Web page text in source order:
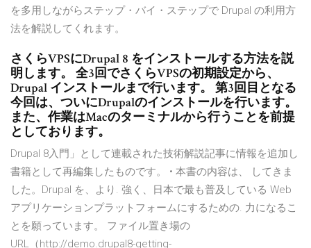
を多用しながらステップ・バイ・ステップで Drupal の利用方
法を解説してくれます。
さくらVPSにDrupal 8 をインストールする方法を説
明します。 全3回でさくらVPSの初期設定から、
Drupal インストールまで行います。 第3回目となる
今回は、ついにDrupalのインストールを行います。
また、作業はMacのターミナルから行うことを前提
としております。
Drupal 8入門」として連載された技術解説記事に情報を追加し
書籍として再編集したものです。 • 本書の内容は、 してきま
した。Drupal を、より. 強く、日本で最も普及している Web
アプリケーションプラットフォームにするための. 力になるこ
とを願っています。 ファイル置き場の
URL（http://demo.drupal8-getting-